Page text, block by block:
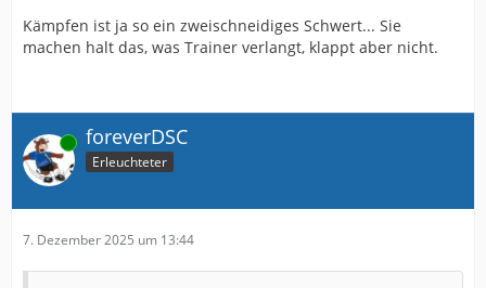
Kämpfen ist ja so ein zweischneidiges Schwert... Sie
machen halt das, was Trainer verlangt, klappt aber nicht.
Online foreverDSC
Erleuchteter
7. Dezember 2025 um 13:44